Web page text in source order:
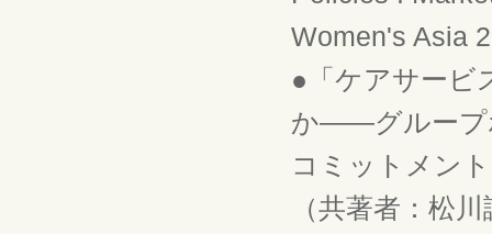
Women's Asia
●「ケアサービ
か――グループ
コミットメン
（共著者：松